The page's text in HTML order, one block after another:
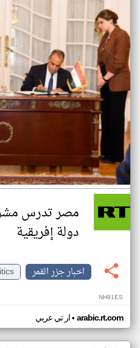
مصر تدرس
دولة إفريقية
اخبار جزر القمر
NH91ES
ار تي عربي• arabic.rt.com